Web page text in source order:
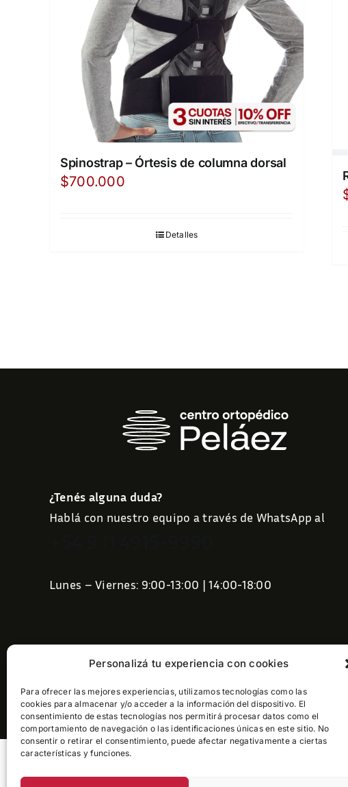
Personalizá tu experiencia con cookies
Para ofrecer las mejores experiencias, utilizamos tecnologías como las
cookies para almacenar y/o acceder a la información del dispositivo. El
consentimiento de estas tecnologías nos permitirá procesar datos como el
comportamiento de navegación o las identificaciones únicas en este sitio. No
consentir o retirar el consentimiento, puede afectar negativamente a ciertas
características y funciones.
Spinostrap – Órtesis de columna dorsal
$700.000
Detalles
¿Tenés alguna duda?
Hablá con nuestro equipo a través de WhatsApp al
Lunes – Viernes: 9:00-13:00 | 14:00-18:00